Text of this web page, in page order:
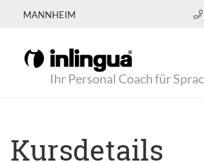
MANNHEIM
Ihr Personal Coach für
Kursdetails